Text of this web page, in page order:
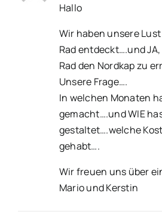
Hallo
Wir haben unsere
Rad entdeckt….und
Rad den Nordkap zu
Unsere Frage….
In welchen Monaten
gemacht….und WIE
gestaltet….welche
gehabt….
Wir freuen uns über
Mario und Kerstin